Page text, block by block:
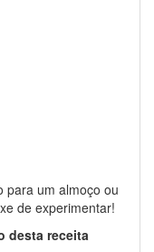
para um almoço ou
de experimentar!
desta receita